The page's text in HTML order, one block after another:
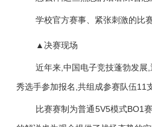
学校官方赛事、紧张刺激的比
▲决赛现场
近年来,中国电子竞技蓬勃发展
秀选手参加报名,共组成参赛队伍11
比赛赛制为普通5V5模式BO1